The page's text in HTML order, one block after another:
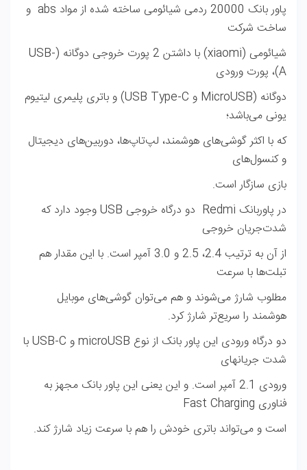
پاور بانک 20000 ردمی شیائومی ساخته شده از مواد abs و
ساخت شرکت
شیائومی (xiaomi) با داشتن 2 پورت خروجی دوگانه (USB-
A)، پورت ورودی
دوگانه (MicroUSB و USB Type-C) و باتری‌ پلیمری لیتیوم
یونی می‌باشد؛
که با اکثر گوشی‌های هوشمند، لپ‌تاپ‌ها، دوربین‌های دیجیتال
و کنسول‌های
بازی سازگار است.
در پاوربانک Redmi دو درگاه خروجی USB وجود دارد که
شدت‌جریان خروجی
از آن به ترتیب 2.4، 2.5 و 3.0 آمپر است. با این مقدار هم
تبلت‌ها با سرعت
مطلوب شارژ می‌شوند و هم می‌توان گوشی‌های موبایل
هوشمند را سریع‌تر شارژ کرد.
دو درگاه ورودی این پاور بانک از نوع microUSB و USB-C با
شدت ‌جریان‎های
ورودی 2.1 آمپر است. و این یعنی این پاور بانک مجهز به
فناوری Fast Charging
است و می‌تواند باتری خودش را هم با سرعت زیاد شارژ ‌کند.